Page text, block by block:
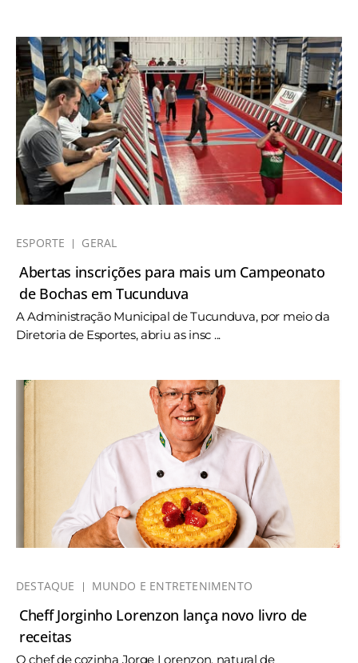
ESPORTE GERAL
Abertas inscrições para mais um Campeonato
de Bochas em Tucunduva
A Administração Municipal de Tucunduva, por meio da
Diretoria de Esportes, abriu as insc ...
DESTAQUE MUNDO E ENTRETENIMENTO
Cheff Jorginho Lorenzon lança novo livro de
receitas
O chef de cozinha Jorge Lorenzon, natural de